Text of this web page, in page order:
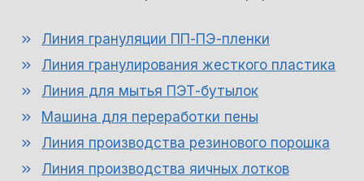
Линия грануляции ПП-ПЭ-пленки
Линия гранулирования жесткого пластика
Линия для мытья ПЭТ-бутылок
Машина для переработки пены
Линия производства резинового порошка
Линия производства яичных лотков